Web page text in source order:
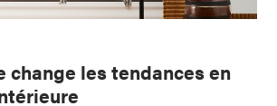
change les tendances en